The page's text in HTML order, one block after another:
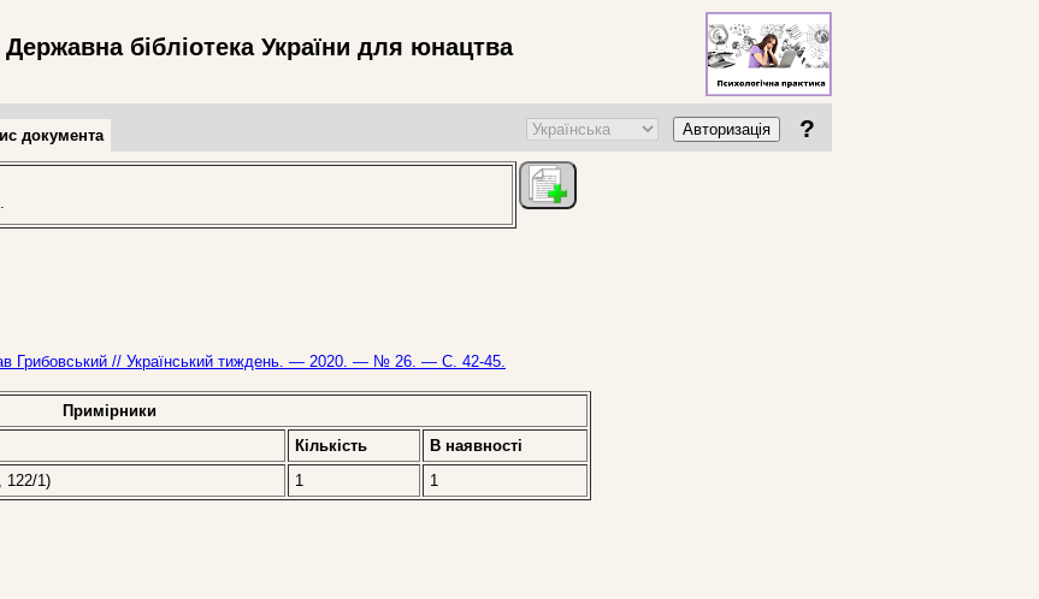
Державна бібліотека України для юнацтва
документа Авторизація ?
Грибовський // Український тиждень. — 2020. — № 26. — С. 42-45.
Примірники
Кількість
В наявностi
122/1)
1 1